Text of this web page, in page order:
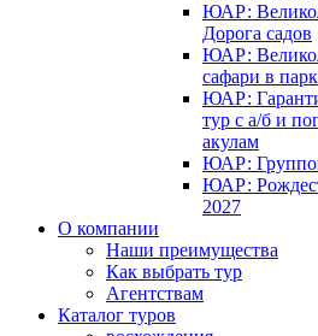
ЮАР:
Дорога садов
ЮАР:
сафари в
ЮАР:
тур с а/б и
акулам
ЮАР:
ЮАР:
2027
О компании
Наши преимущества
Как выбрать тур
Агентствам
Каталог туров